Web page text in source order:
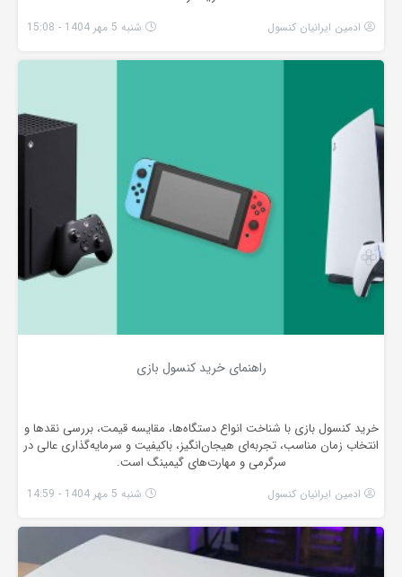
ادمین ایرانیان کنسول شنبه 5 مهر 1404 - 15:08
راهنمای خرید کنسول بازی
خرید کنسول بازی با شناخت انواع دستگاه‌ها، مقایسه قیمت، بررسی نقدها و
انتخاب زمان مناسب، تجربه‌ای هیجان‌انگیز، باکیفیت و سرمایه‌گذاری عالی در
سرگرمی و مهارت‌های گیمینگ است.
ادمین ایرانیان کنسول شنبه 5 مهر 1404 - 14:59